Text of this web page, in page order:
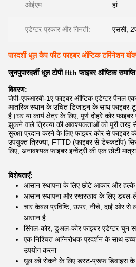
ओईएम: हां
एडेप्टर प्रकार और गिनती: एससी,
पारदर्शी धूल कैप फीट फाइबर ऑप्टिक टर्मिनेशन
जुनपुपारदर्शी धूल टोपी ftth फाइबर ऑप्टिक
विवरण:
जेपी-एफआरबी-1ए फाइबर ऑप्टिक एडेप्टर पैनल एक
आंतरिक स्थान के उचित डिजाइन के साथ फाइबर-
है।घर या कार्य क्षेत्र के लिए, पूर्ण दोहरे कोर
झुकने वाले त्रिज्या की आवश्यकताओं को पूरी तरह
सुरक्षा प्रदान करने के लिए फाइबर कोर से फाइबर
उपयुक्त त्रिज्या, FTTD (फाइबर से डेस्कटॉप)
लिए, अनावश्यक फाइबर इन्वेंट्री की एक छोटी
विशेषताएँ:
आसान स्थापना के लिए छोटे आकार और
आसान स्थापना और रखरखाव के लिए डबल-
चार केबल प्रविष्टि, ऊपर, नीचे, दाईं ओर
आसान है
सिंगल-कोर, डुअल-कोर फाइबर एडेप्टर चुन
एक निश्चित अग्निरोधक प्रदर्शन के साथ उच्च
उपयोग करना
धूल को रोकने के लिए डस्ट-प्रूफ डिवाइस के